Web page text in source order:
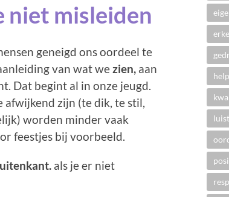
niet misleiden
geneigd ons oordeel te
van wat wezien, aan
Dat begint al in onze jeugd.
afwijkend zijn (te dik, te stil,
worden minder vaak
feestjes bij voorbeeld.
als je er niet